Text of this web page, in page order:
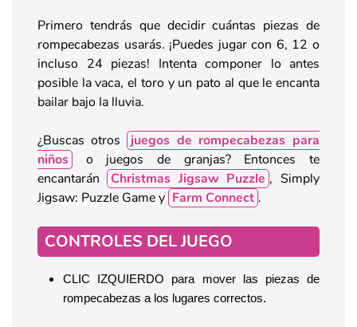
Primero tendrás que decidir cuántas piezas de
rompecabezas usarás. ¡Puedes jugar con 6, 12 o
incluso 24 piezas! Intenta componer lo antes
posible la vaca, el toro y un pato al que le encanta
bailar bajo la lluvia.
¿Buscas otros
juegos de rompecabezas para
niños
o juegos de granjas? Entonces te
encantarán
Christmas Jigsaw Puzzle , Simply
Jigsaw: Puzzle Game y Farm Connect .
CONTROLES DEL JUEGO
CLIC IZQUIERDO para mover las piezas de